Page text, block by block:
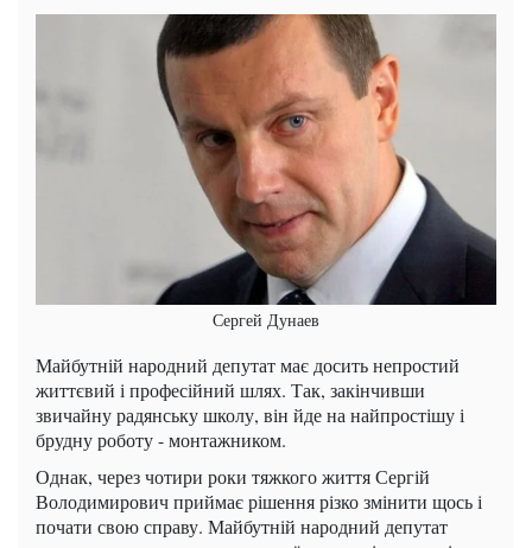
Сергей Дунаев
Майбутній народний депутат має досить непростий
життєвий і професійний шлях. Так, закінчивши
звичайну радянську школу, він йде на найпростішу і
брудну роботу - монтажником.
Однак, через чотири роки тяжкого життя Сергій
Володимирович приймає рішення різко змінити щось і
почати свою справу. Майбутній народний депутат